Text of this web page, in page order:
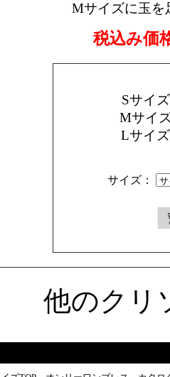
Mサイズに玉を
税込み価
Sサイ
Mサイ
Lサイ
サイズ：
他のクリ